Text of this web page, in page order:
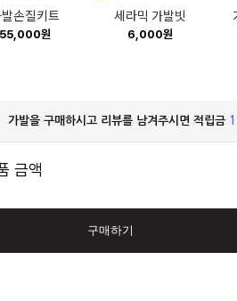
손질키트
55,000원
세라믹 가발빗
6,000원
가발을 구매하시고 리뷰를 남겨주시면 적립금
금액
구매하기